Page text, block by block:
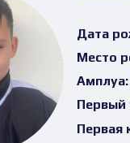
Дата
Место
Амплуа:
Первый
Первая